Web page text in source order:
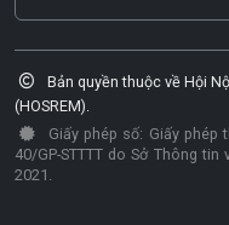
Bản quyền thuộc về Hội
(HOSREM).
Giấy phép số: Giấy
40/GP-STTTT do Sở Thông
2021.